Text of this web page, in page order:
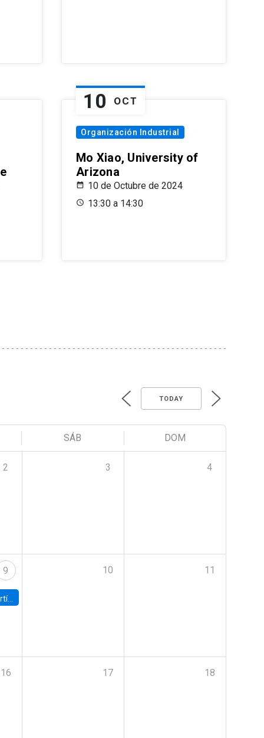
10 OCT
Organización Industrial
Mo Xiao, University of
Arizona
10 de Octubre de 2024
13:30 a 14:30
TODAY
SÁB DOM
2 3 4
9
UC
10 11
16 17 18